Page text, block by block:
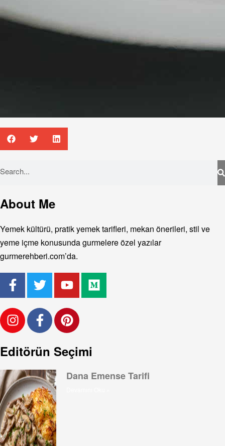
About Me
Yemek kültürü, pratik yemek tarifleri, mekan önerileri, stil ve
yeme içme konusunda gurmelere özel yazılar
gurmerehberi.com’da.
Editörün Seçimi
Dana Emense Tarifi